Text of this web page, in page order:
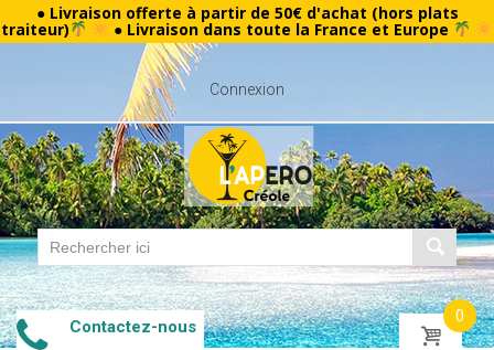
● Livraison offerte à partir de 50€ d'achat (hors plats
traiteur) ● Livraison dans toute la France et Europe
Connexion
Contactez-nous
0